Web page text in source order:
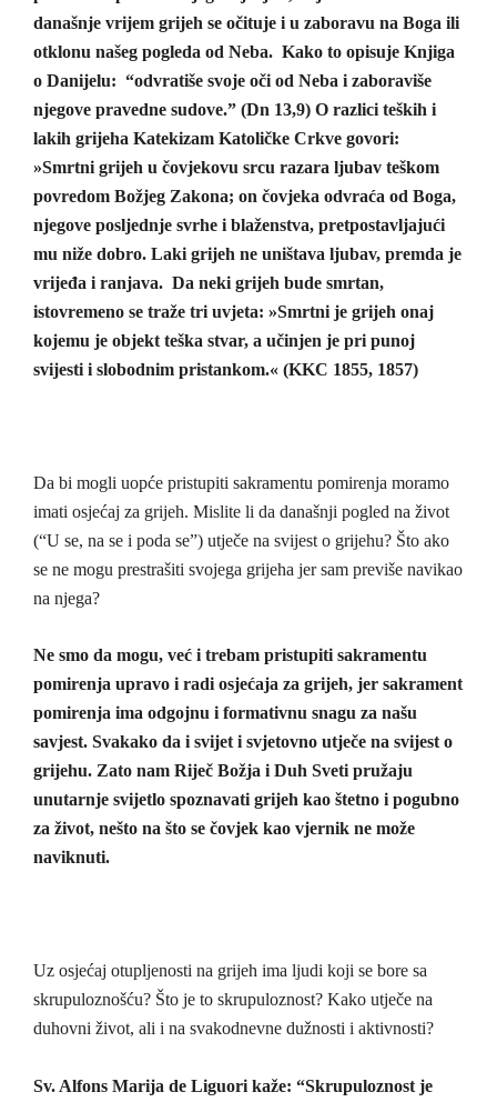
današnje vrijem grijeh se očituje i u zaboravu na Boga ili
otklonu našeg pogleda od Neba. Kako to opisuje Knjiga
o Danijelu: “odvratiše svoje oči od Neba i zaboraviše
njegove pravedne sudove.” (Dn 13,9) O razlici teških i
lakih grijeha Katekizam Katoličke Crkve govori:
»Smrtni grijeh u čovjekovu srcu razara ljubav teškom
povredom Božjeg Zakona; on čovjeka odvraća od Boga,
njegove posljednje svrhe i blaženstva, pretpostavljajući
mu niže dobro. Laki grijeh ne uništava ljubav, premda je
vrijeđa i ranjava. Da neki grijeh bude smrtan,
istovremeno se traže tri uvjeta: »Smrtni je grijeh onaj
kojemu je objekt teška stvar, a učinjen je pri punoj
svijesti i slobodnim pristankom.« (KKC 1855, 1857)
Da bi mogli uopće pristupiti sakramentu pomirenja moramo
imati osjećaj za grijeh. Mislite li da današnji pogled na život
(“U se, na se i poda se”) utječe na svijest o grijehu? Što ako
se ne mogu prestrašiti svojega grijeha jer sam previše navikao
na njega?
Ne smo da mogu, već i trebam pristupiti sakramentu
pomirenja upravo i radi osjećaja za grijeh, jer sakrament
pomirenja ima odgojnu i formativnu snagu za našu
savjest. Svakako da i svijet i svjetovno utječe na svijest o
grijehu. Zato nam Riječ Božja i Duh Sveti pružaju
unutarnje svijetlo spoznavati grijeh kao štetno i pogubno
za život, nešto na što se čovjek kao vjernik ne može
naviknuti.
Uz osjećaj otupljenosti na grijeh ima ljudi koji se bore sa
skrupuloznošću? Što je to skrupuloznost? Kako utječe na
duhovni život, ali i na svakodnevne dužnosti i aktivnosti?
Sv. Alfons Marija de Liguori kaže: “Skrupuloznost je